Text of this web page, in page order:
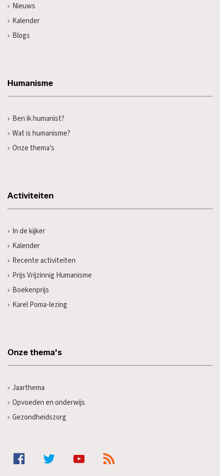
Nieuws
Kalender
Blogs
Humanisme
Ben ik humanist?
Wat is humanisme?
Onze thema's
Activiteiten
In de kijker
Kalender
Recente activiteiten
Prijs Vrijzinnig Humanisme
Boekenprijs
Karel Poma-lezing
Onze thema's
Jaarthema
Opvoeden en onderwijs
Gezondheidszorg